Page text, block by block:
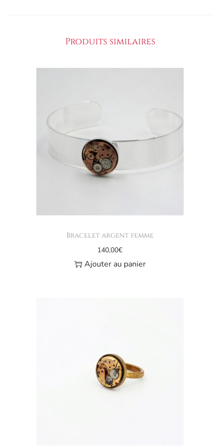
Produits similaires
Bracelet argent femme
140,00€
Ajouter au panier